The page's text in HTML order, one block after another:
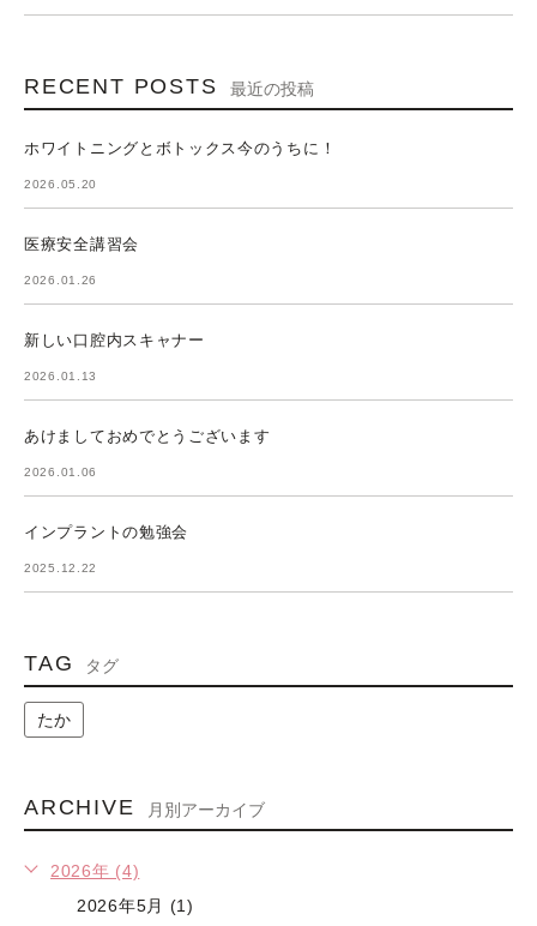
RECENT POSTS 最近の投稿
ホワイトニングとボトックス今のうちに！
2026.05.20
医療安全講習会
2026.01.26
新しい口腔内スキャナー
2026.01.13
あけましておめでとうございます
2026.01.06
インプラントの勉強会
2025.12.22
TAG タグ
たか
ARCHIVE 月別アーカイブ
2026年 (4)
2026年5月 (1)